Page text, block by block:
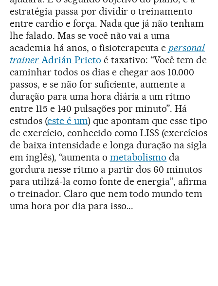
estratégia passa por dividir o treinamento
entre cardio e força. Nada que já não tenham
lhe falado. Mas se você não vai a uma
academia há anos, o fisioterapeuta e personal
trainerAdrián Prieto é taxativo: “Você tem de
caminhar todos os dias e chegar aos 10.000
passos, e se não for suficiente, aumente a
duração para uma hora diária a um ritmo
entre 115 e 140 pulsações por minuto”. Há
estudos (este é um) que apontam que esse tipo
de exercício, conhecido como LISS (exercícios
de baixa intensidade e longa duração na sigla
em inglês), “aumenta o metabolismo da
gordura nesse ritmo a partir dos 60 minutos
para utilizá-la como fonte de energia”, afirma
o treinador. Claro que nem todo mundo tem
uma hora por dia para isso...